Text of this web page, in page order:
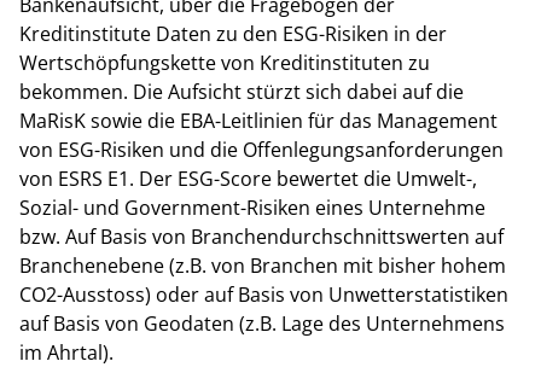
Kreditinstitute Daten zu den ESG-Risiken in der
Wertschöpfungskette von Kreditinstituten zu
bekommen. Die Aufsicht stürzt sich dabei auf die
MaRisK sowie die EBA-Leitlinien für das Management
von ESG-Risiken und die Offenlegungsanforderungen
von ESRS E1. Der ESG-Score bewertet die Umwelt-,
Sozial- und Government-Risiken eines Unternehme
bzw. Auf Basis von Branchendurchschnittswerten auf
Branchenebene (z.B. von Branchen mit bisher hohem
CO2-Ausstoss) oder auf Basis von Unwetterstatistiken
auf Basis von Geodaten (z.B. Lage des Unternehmens
im Ahrtal).